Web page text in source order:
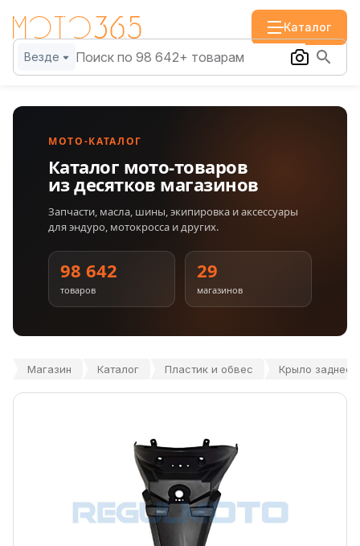
Каталог
Везде
МОТО-КАТАЛОГ
Каталог мото-товаров
из десятков магазинов
Запчасти, масла, шины, экипировка и аксессуары
для эндуро, мотокросса и других.
98 642
товаров
29
магазинов
Магазин Каталог Пластик и обвес Крыло заднее